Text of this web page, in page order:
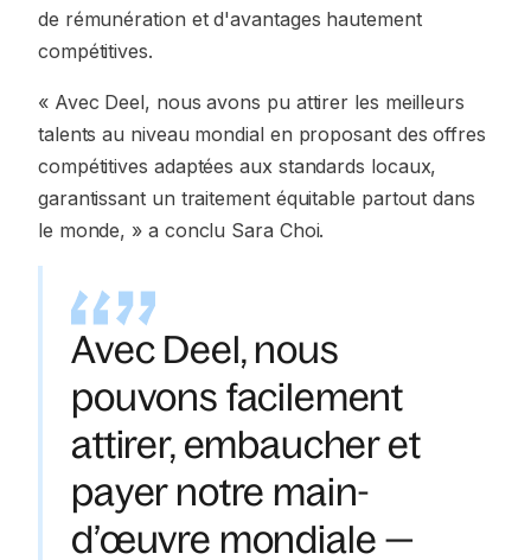
de rémunération et d'avantages hautement
compétitives.
« Avec Deel, nous avons pu attirer les meilleurs
talents au niveau mondial en proposant des offres
compétitives adaptées aux standards locaux,
garantissant un traitement équitable partout dans
le monde, » a conclu Sara Choi.
Avec Deel, nous
pouvons facilement
attirer, embaucher et
payer notre main-
d’œuvre mondiale —